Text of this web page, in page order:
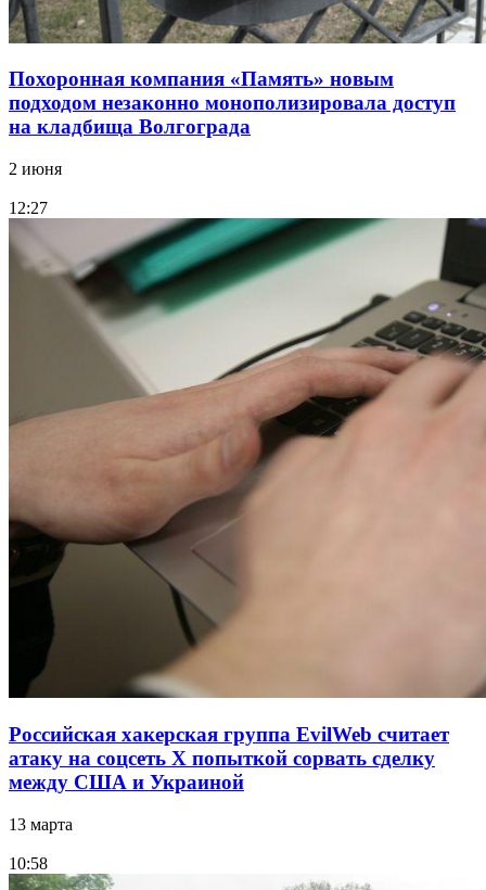
Похоронная компания «Память» новым
подходом незаконно монополизировала доступ
на кладбища Волгограда
2 июня
12:27
Российская хакерская группа EvilWeb считает
атаку на соцсеть Х попыткой сорвать сделку
между США и Украиной
13 марта
10:58